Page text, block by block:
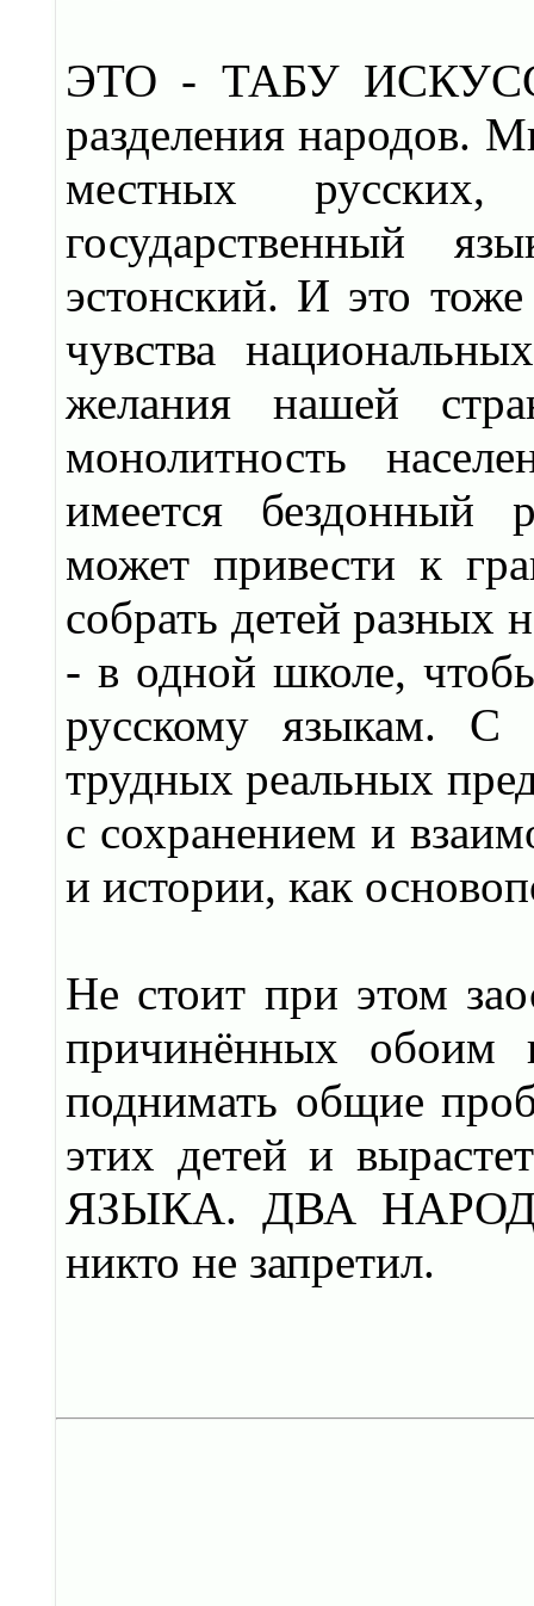
ЭТО - ТАБУ
разделения народов.
местных
государственный
эстонский. И это
чувства
желания нашей
монолитность
имеется бездонный
может привести к
собрать детей разных
- в одной школе,
русскому языкам. С
трудных реальных
с сохранением и
и истории, как
Не стоит при этом
причинённых обоим
поднимать общие
этих детей и
ЯЗЫКА. ДВА
никто не запретил.